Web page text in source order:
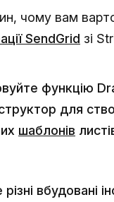
чому вам
SendGrid зі
функцію
для
шаблонів
вбудовані